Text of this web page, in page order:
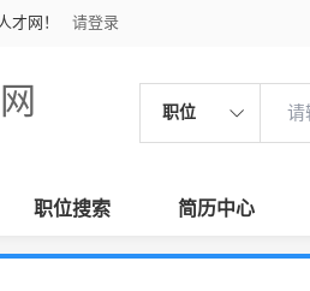
才网！ 请登录
职位
职位搜索 简历中心